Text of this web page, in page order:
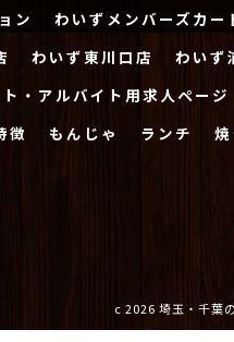
ン わいずメンバーズカー
わいず東川口店 わいず
・アルバイト用求人ページ
徴 もんじゃ ランチ
c 2026 埼玉・千葉